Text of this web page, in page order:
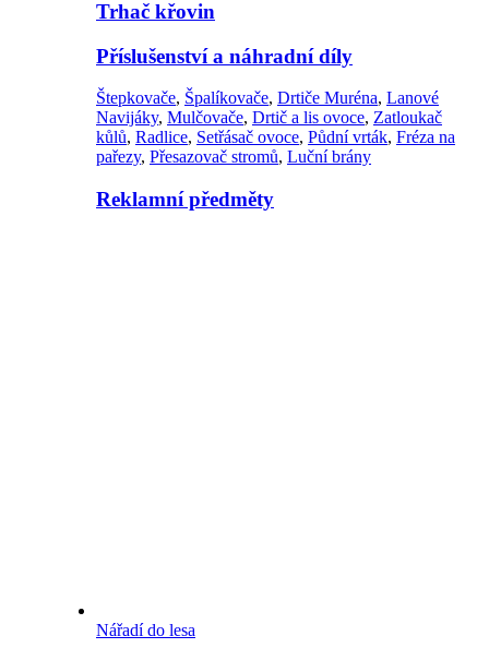
Trhač křovin
Příslušenství a náhradní díly
Štepkovače, Špalíkovače, Drtiče Muréna, Lanové
Navijáky, Mulčovače, Drtič a lis ovoce, Zatloukač
kůlů, Radlice, Setřásač ovoce, Půdní vrták, Fréza na
pařezy, Přesazovač stromů, Luční brány
Reklamní předměty
Nářadí do lesa